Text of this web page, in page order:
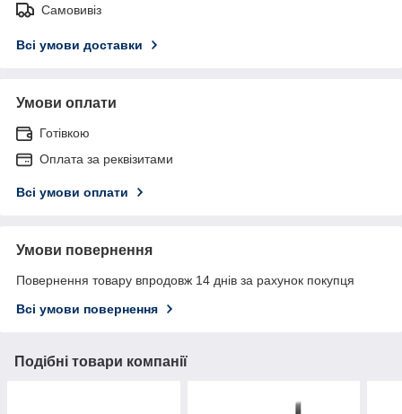
Самовивіз
Всі умови доставки
Умови оплати
Готівкою
Оплата за реквізитами
Всі умови оплати
Умови повернення
Повернення товару впродовж 14 днів за рахунок покупця
Всі умови повернення
Подібні товари компанії